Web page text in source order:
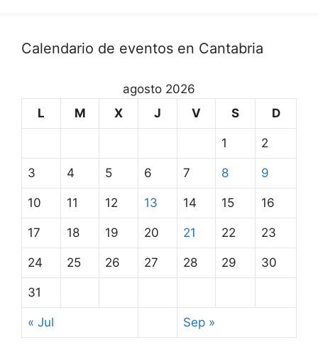
Calendario de eventos en Cantabria
agosto 2026
L
M X J V S D
1 2
3 4 5 6 7 8 9
10 11 12 13 14 15 16
17 18 19 20 21 22 23
24 25 26 27 28 29 30
31
« Jul Sep »